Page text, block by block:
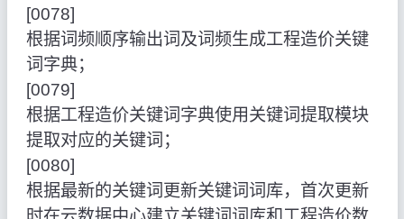
[0078]
根据词频顺序输出词及词频生成工程造价关键
词字典；
[0079]
根据工程造价关键词字典使用关键词提取模块
提取对应的关键词；
[0080]
根据最新的关键词更新关键词词库，首次更新